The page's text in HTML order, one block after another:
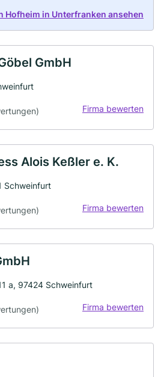
Hofheim in Unterfranken ansehen
GmbH
Firma bewerten
Alois Keßler e. K.
Schweinfurt
Firma bewerten
a, 97424 Schweinfurt
Firma bewerten